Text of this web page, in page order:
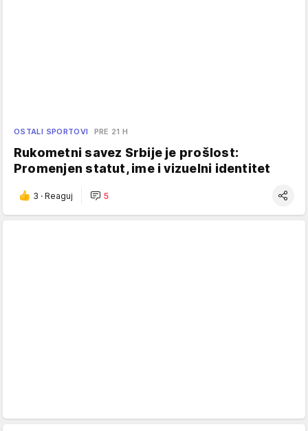
OSTALI SPORTOVI PRE 21 H
Rukometni savez Srbije je prošlost:
Promenjen statut, ime i vizuelni identitet
3 · Reaguj 5